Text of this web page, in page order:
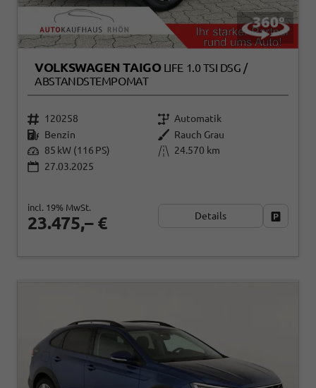
VOLKSWAGEN TAIGO LIFE 1.0 TSI DSG /
ABSTANDSTEMPOMAT
120258
Automatik
Benzin
Rauch Grau
85 kW (116 PS)
24.570 km
27.03.2025
23.475,– €
incl. 19% MwSt.
Details